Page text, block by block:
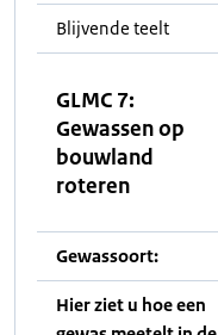
Blijvende teelt
GLMC 7:
Gewassen op
bouwland
roteren
Gewassoort:
Hier ziet u hoe een